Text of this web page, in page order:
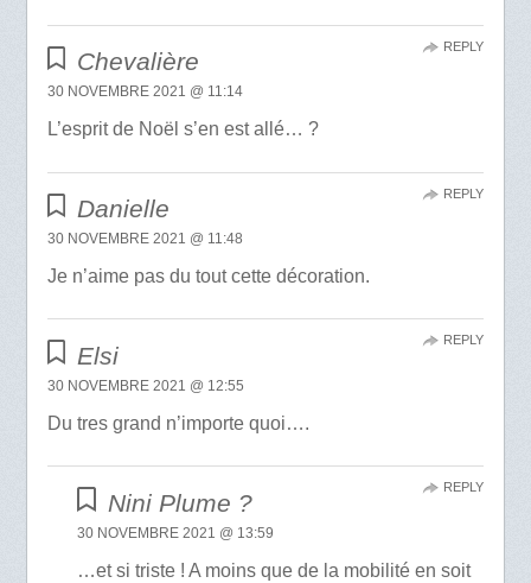
Chevalière
30 NOVEMBRE 2021 @ 11:14
L’esprit de Noël s’en est allé… ?
REPLY
Danielle
30 NOVEMBRE 2021 @ 11:48
Je n’aime pas du tout cette décoration.
REPLY
Elsi
30 NOVEMBRE 2021 @ 12:55
Du tres grand n’importe quoi….
REPLY
Nini Plume ?
30 NOVEMBRE 2021 @ 13:59
…et si triste ! A moins que de la mobilité en soit
REPLY